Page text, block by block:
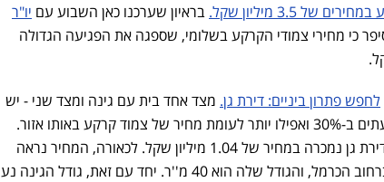
3.5 מיליון שקל. בראיון שערכנו כאן השבוע עם יו"ר
כי מחירי צמודי הקרקע בשלומי, שספגה את הפגיעה הגדולה
לחפש פתרון ביניים: דירת גן. מצד אחד בית עם גינה ומצד שני - יש
שכנים מעל. המחיר בהתאם - הוא נמוך לעתים ב-30% ואפילו יותר לעומת מחיר של צמוד קרקע באותו אזור.
לאחרונה נסגרה עסקה מפתיעה ברמלה. דירת גן נמכרה במחיר של 1.04 מיליון שקל. לכאורה, המחיר נראה
מעט תמוה, אבל מדובר בדירת 2 חדרים, ברחוב הכרמל, והגודל שלה הוא 40 מ''ר. יחד עם זאת, גודל הגינה נע